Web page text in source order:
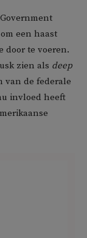
een haast
door te voeren.
zien als deep
van de federale
invloed heeft